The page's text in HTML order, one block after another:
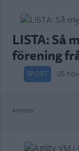
LISTA: Så
förening
SPORT 05
Annons: